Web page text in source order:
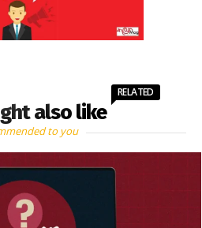
also like
RELATED
to you